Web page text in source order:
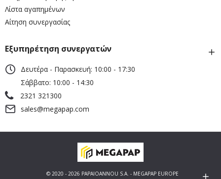
Λίστα αγαπημένων
Αίτηση συνεργασίας
Εξυπηρέτηση συνεργατών
Δευτέρα - Παρασκευή: 10:00 - 17:30
Σάββατο: 10:00 - 14:30
2321 321300
sales@megapap.com
© 2020 - 2026 PAPAIOANNOU S.A. - MEGAPAP EUROPE